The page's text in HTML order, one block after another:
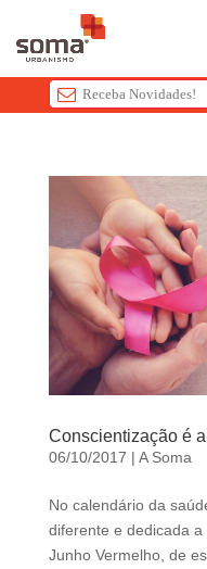
f
i
e
s
h
u
Conscientização é
06/10/2017 | A Soma
No calendário da
diferente e dedicada
Junho Vermelho, de